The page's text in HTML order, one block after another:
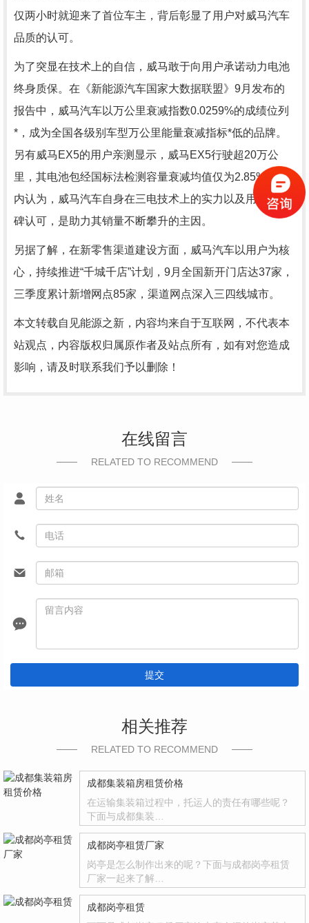
仅两小时就迎来了首位车主，背后彰显了用户对威马汽车
品质的认可。
为了突显在技术上的自信，威马敢于向用户承诺动力电池
终身质保。在《新能源汽车国家大数据联盟》9月发布的
报告中，威马汽车以万公里衰减指数0.0259%的成绩位列
*，成为全国各级别车型万公里能量衰减指标*低的品牌。
另有威马EX5的用户亲测显示，威马EX5行驶超20万公
里，其电池包经国标法检测容量衰减均值仅为2.85%。业
内认为，威马汽车自身在三电技术上的实力以及用户的口
碑认可，是助力其销量不断攀升的主因。
另据了解，在新零售渠道建设方面，威马汽车以用户为核
心，持续推进“千城千店”计划，9月全国新开门店达37家，
三季度累计新增网点85家，渠道网点深入三四线城市。
本文转载自见能源之新，内容均来自于互联网，不代表本
站观点，内容版权归属原作者及站点所有，如有对您造成
影响，请及时联系我们予以删除！
在线留言
RELATED TO RECOMMEND
提交
相关推荐
RELATED TO RECOMMEND
成都集装箱房租赁价格
在运输集装箱过程中，托运人的责任有哪些呢？
下面与成都集装…
成都岗亭租赁厂家
岗亭是怎么制作出来的呢？下面与成都岗亭租赁
厂家一起来了解…
成都岗亭租赁